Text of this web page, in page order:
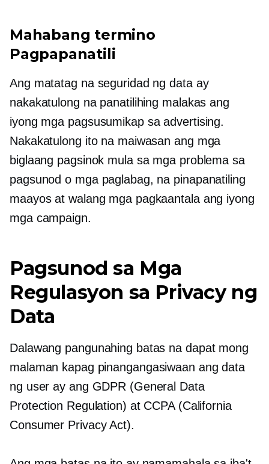
Mahabang termino
Pagpapanatili
Ang matatag na seguridad ng data ay
nakakatulong na panatilihing malakas ang
iyong mga pagsusumikap sa advertising.
Nakakatulong ito na maiwasan ang mga
biglaang pagsinok mula sa mga problema sa
pagsunod o mga paglabag, na pinapanatiling
maayos at walang mga pagkaantala ang iyong
mga campaign.
Pagsunod sa Mga
Regulasyon sa Privacy ng
Data
Dalawang pangunahing batas na dapat mong
malaman kapag pinangangasiwaan ang data
ng user ay ang GDPR (General Data
Protection Regulation) at CCPA (California
Consumer Privacy Act).